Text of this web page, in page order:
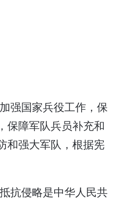
强国家兵役工作，保
保障军队兵员补充和
和强大军队，根据宪
抗侵略是中华人民共